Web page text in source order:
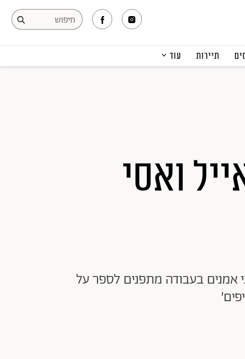
תיירות עוד
ואסי
אמנים בעבודה מתפנים לספר על